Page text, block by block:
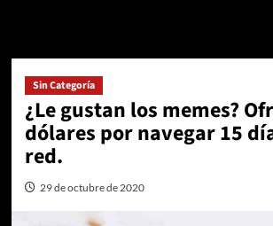
Sin Categoría
¿Le gustan los memes?
dólares por navegar 15
red.
29 de octubre de 2020